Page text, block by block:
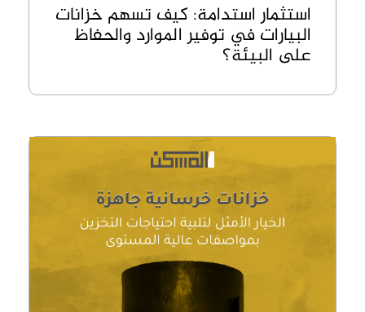
استثمار استدامة: كيف تسهم خزانات
البيارات في توفير الموارد والحفاظ
على البيئة؟